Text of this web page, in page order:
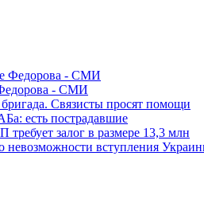
- СМИ
Связисты просят помощи
есть пострадавшие
залог в размере 13,3 млн
невозможности вступления